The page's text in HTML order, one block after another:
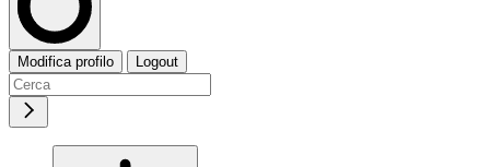
Modifica profilo Logout